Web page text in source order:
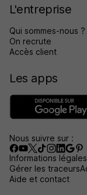
L'entreprise
Qui sommes-nous ?
On recrute
Accès client
Les apps
Nous suivre sur :
Informations légales
Gérer les traceurs
Aide et contact